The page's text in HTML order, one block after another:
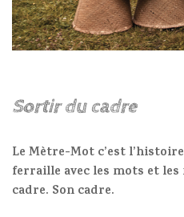
Sortir du cadre
Le Mètre-Mot c’est
ferraille avec les mots et
cadre. Son cadre.